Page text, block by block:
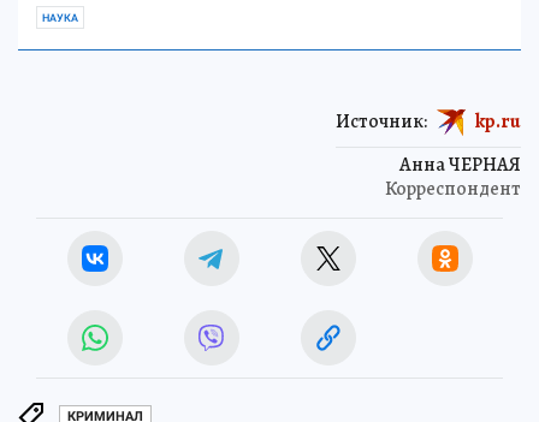
НАУКА
Анна ЧЕРНАЯ
Корреспондент
Источник: kp.ru
КРИМИНАЛ